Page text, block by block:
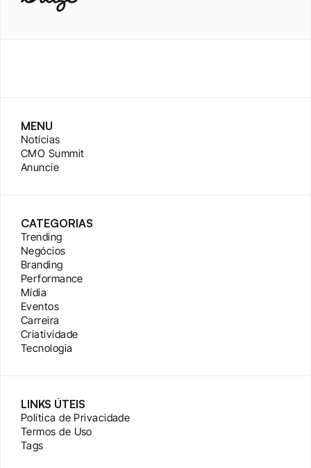
MENU
Notícias
CMO Summit
Anuncie
CATEGORIAS
Trending
Negócios
Branding
Performance
Mídia
Eventos
Carreira
Criatividade
Tecnologia
LINKS ÚTEIS
Política de Privacidade
Termos de Uso
Tags